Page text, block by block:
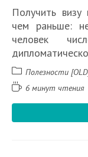
Получить
чем раньше:
человек
Рубрика
записи:
Полезности
Время6 минут чтения